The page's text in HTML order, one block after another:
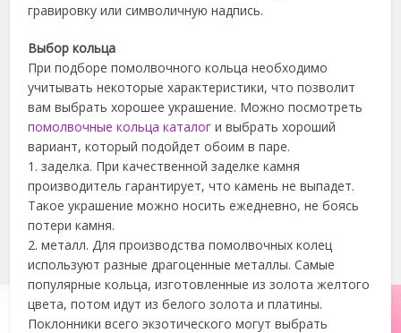
гравировку или символичную надпись.
Выбор кольца
При подборе помолвочного кольца необходимо
учитывать некоторые характеристики, что позволит
вам выбрать хорошее украшение. Можно посмотреть
помолвочные кольца каталог и выбрать хороший
вариант, который подойдет обоим в паре.
1. заделка. При качественной заделке камня
производитель гарантирует, что камень не выпадет.
Такое украшение можно носить ежедневно, не боясь
потери камня.
2. металл. Для производства помолвочных колец
используют разные драгоценные металлы. Самые
популярные кольца, изготовленные из золота желтого
цвета, потом идут из белого золота и платины.
Поклонники всего экзотического могут выбрать